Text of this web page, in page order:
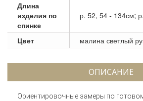
Длина
изделия по
спинке
р. 52, 54 - 134см;
Цвет малина светлый
ОПИСАНИЕ
Ориентировочные замеры по